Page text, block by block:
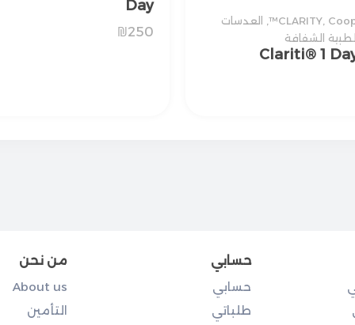
CLARITY
العدسات
الشفافة
Clariti® 1
Day
₪250
حسابي
حسابي
طلباتي
من نحن
About us
التأمين